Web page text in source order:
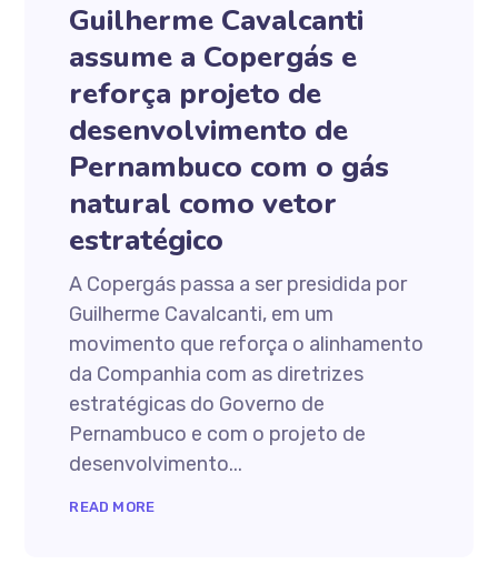
Guilherme Cavalcanti
assume a Copergás e
reforça projeto de
desenvolvimento de
Pernambuco com o gás
natural como vetor
estratégico
A Copergás passa a ser presidida por
Guilherme Cavalcanti, em um
movimento que reforça o alinhamento
da Companhia com as diretrizes
estratégicas do Governo de
Pernambuco e com o projeto de
desenvolvimento...
READ MORE